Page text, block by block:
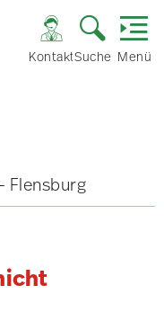
KontaktSuche Menü
Flensburg